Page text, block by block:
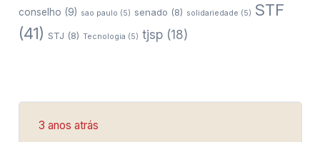
conselho (9) sao paulo (5) senado (8) solidariedade (5) STF
(41) STJ (8) Tecnologia (5) tjsp(18)
3 anos atrás